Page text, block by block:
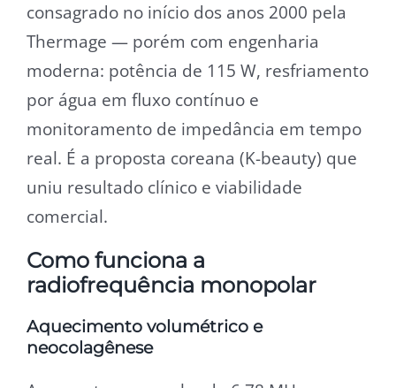
consagrado no início dos anos 2000 pela
Thermage — porém com engenharia
moderna: potência de 115 W, resfriamento
por água em fluxo contínuo e
monitoramento de impedância em tempo
real. É a proposta coreana (K-beauty) que
uniu resultado clínico e viabilidade
comercial.
Como funciona a
radiofrequência monopolar
Aquecimento volumétrico e
neocolagênese